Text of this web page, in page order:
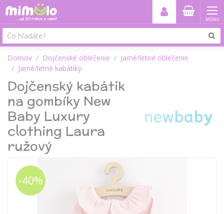
MENU
Domov Dojčenské oblečenie
Jarné/letné oblečenie
Jarné/letné kabátiky
Dojčenský kabátik
na gombíky New
Baby Luxury
clothing Laura
ružový
-40%